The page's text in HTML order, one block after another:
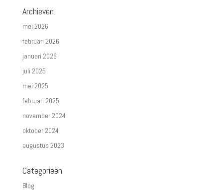
Archieven
mei 2026
februari 2026
januari 2026
juli 2025
mei 2025
februari 2025
november 2024
oktober 2024
augustus 2023
Categorieën
Blog